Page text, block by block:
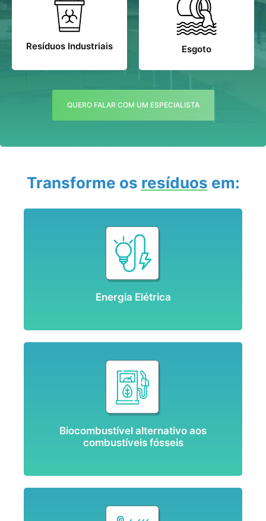
Resíduos Industriais Esgoto
QUERO FALAR COM UM ESPECIALISTA
Transforme os resíduos em:
Energia Elétrica
Biocombustível alternativo aos
combustíveis fósseis